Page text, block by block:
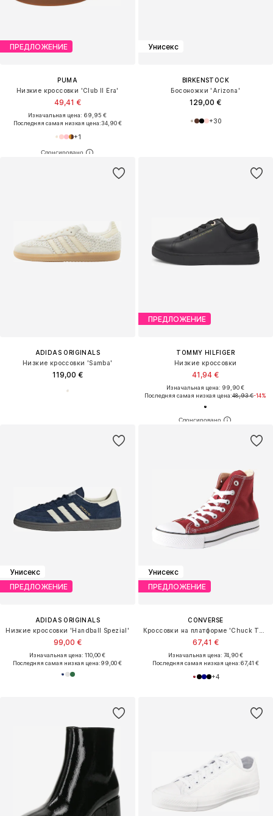
ПРЕДЛОЖЕНИЕ
PUMA
Низкие кроссовки 'Club II Era'
49,41 €
Изначальная цена: 69,95 €
Последняя самая низкая цена:34,90 €
+1
Унисекс
BIRKENSTOCK
Босоножки 'Arizona'
129,00 €
+30
ADIDAS ORIGINALS
Низкие кроссовки 'Samba'
119,00 €
ПРЕДЛОЖЕНИЕ
TOMMY HILFIGER
Низкие кроссовки
41,94 €
Изначальная цена: 99,90 €
Последняя самая низкая цена:48,93 €-14%
Унисекс
ПРЕДЛОЖЕНИЕ
ADIDAS ORIGINALS
Низкие кроссовки 'Handball Spezial'
99,00 €
Изначальная цена: 110,00 €
Последняя самая низкая цена:99,00 €
Унисекс
ПРЕДЛОЖЕНИЕ
CONVERSE
67,41 €
Изначальная цена: 74,90 €
Последняя самая низкая цена:67,41 €
+4